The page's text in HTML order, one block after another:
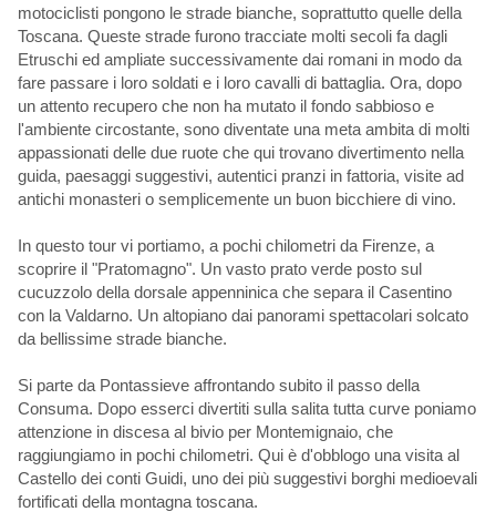
motociclisti pongono le strade bianche, soprattutto quelle della
Toscana. Queste strade furono tracciate molti secoli fa dagli
Etruschi ed ampliate successivamente dai romani in modo da
fare passare i loro soldati e i loro cavalli di battaglia. Ora, dopo
un attento recupero che non ha mutato il fondo sabbioso e
l'ambiente circostante, sono diventate una meta ambita di molti
appassionati delle due ruote che qui trovano divertimento nella
guida, paesaggi suggestivi, autentici pranzi in fattoria, visite ad
antichi monasteri o semplicemente un buon bicchiere di vino.
In questo tour vi portiamo, a pochi chilometri da Firenze, a
scoprire il "Pratomagno". Un vasto prato verde posto sul
cucuzzolo della dorsale appenninica che separa il Casentino
con la Valdarno. Un altopiano dai panorami spettacolari solcato
da bellissime strade bianche.
Si parte da Pontassieve affrontando subito il passo della
Consuma. Dopo esserci divertiti sulla salita tutta curve poniamo
attenzione in discesa al bivio per Montemignaio, che
raggiungiamo in pochi chilometri. Qui è d'obblogo una visita al
Castello dei conti Guidi, uno dei più suggestivi borghi medioevali
fortificati della montagna toscana.